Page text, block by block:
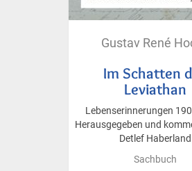
Gustav René
Im Schatten
Leviathan
Lebenserinnerungen
Herausgegeben und
Detlef Haberland
Sachbuch